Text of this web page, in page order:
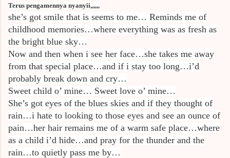
Terus pengamennya nyanyii,,,,,,
she’s got smile that is seems to me… Reminds me of
childhood memories…where everything was as fresh as
the bright blue sky…
Now and then when i see her face…she takes me away
from that special place…and if i stay too long…i’d
probably break down and cry…
Sweet child o’ mine… Sweet love o’ mine…
She’s got eyes of the blues skies and if they thought of
rain…i hate to looking to those eyes and see an ounce of
pain…her hair remains me of a warm safe place…where
as a child i’d hide…and pray for the thunder and the
rain…to quietly pass me by…